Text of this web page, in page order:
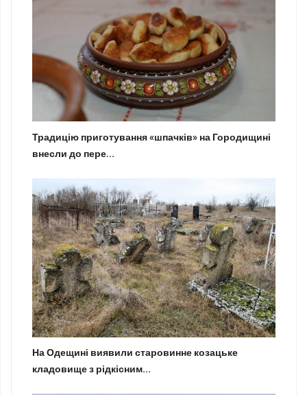
Традицію приготування «шпачків» на Городищині
внесли до пере...
На Одещині виявили старовинне козацьке
кладовище з рідкісним...